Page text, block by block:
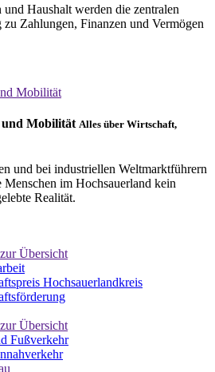
Haushalt werden die zentralen
Zahlungen, Finanzen und Vermögen
Mobilität
Mobilität Alles über Wirtschaft,
und bei industriellen Weltmarktführern
Menschen im Hochsauerland kein
Realität.
Übersicht
Hochsauerlandkreis
Übersicht
Fußverkehr